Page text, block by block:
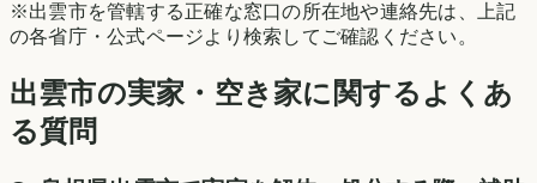
※出雲市を管轄する正確な窓口の所在地や連絡先は、上記
の各省庁・公式ページより検索してご確認ください。
出雲市の実家・空き家に関するよくあ
る質問